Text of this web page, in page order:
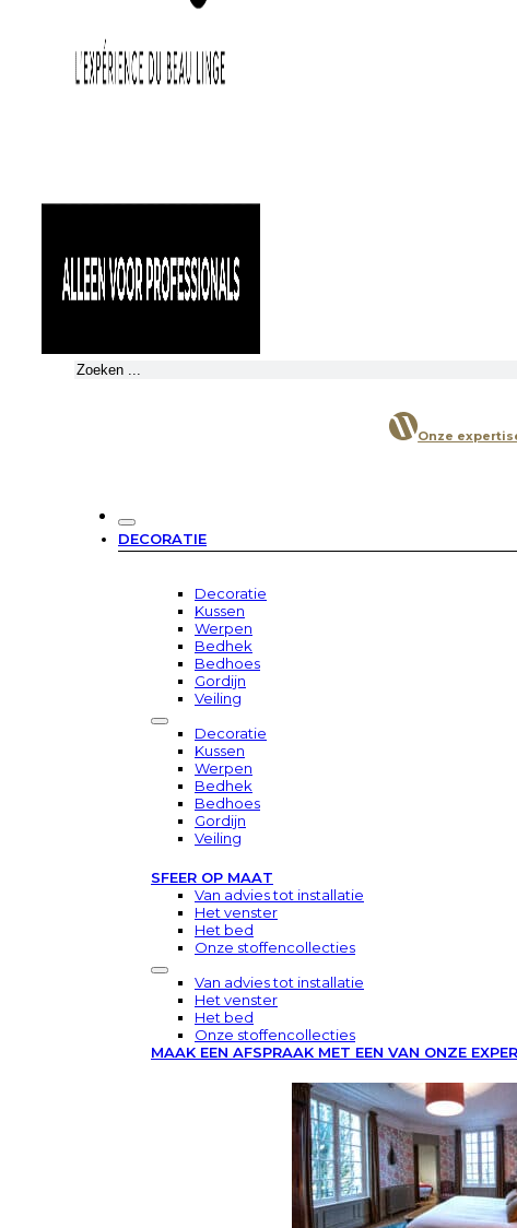
Zoeken
Onze
DECORATIE
Decoratie
Kussen
Werpen
Bedhek
Bedhoes
Gordijn
Veiling
Decoratie
Kussen
Werpen
Bedhek
Bedhoes
Gordijn
Veiling
SFEER OP MAAT
Van advies tot installatie
Het venster
Het bed
Onze stoffencollecties
Van advies tot installatie
Het venster
Het bed
Onze stoffencollecties
MAAK EEN AFSPRAAK MET EEN VAN ONZE